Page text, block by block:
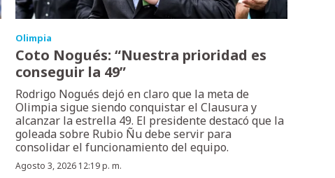
Olimpia
Coto Nogués: “Nuestra prioridad es
conseguir la 49”
Rodrigo Nogués dejó en claro que la meta de
Olimpia sigue siendo conquistar el Clausura y
alcanzar la estrella 49. El presidente destacó que la
goleada sobre Rubio Ñu debe servir para
consolidar el funcionamiento del equipo.
Agosto 3, 2026 12:19 p. m.